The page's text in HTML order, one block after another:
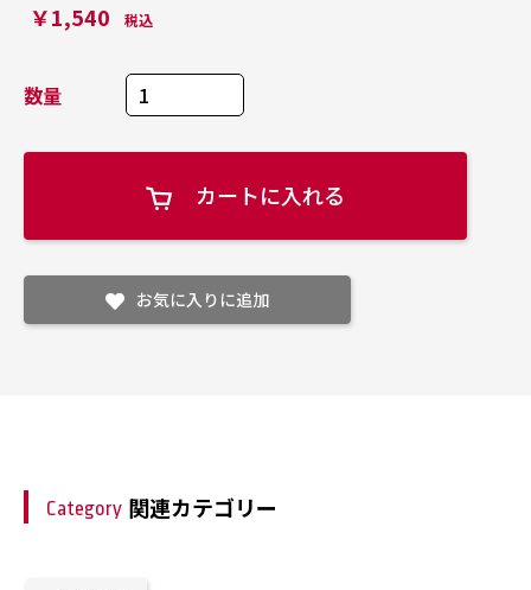
￥1,540 税込
数量
カートに入れる
お気に入りに追加
Category 関連カテゴリー